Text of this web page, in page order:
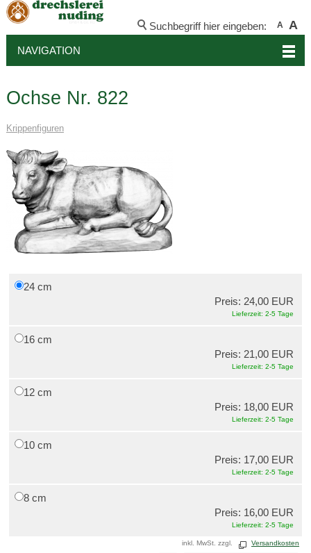
A A
Suchbegriff hier eingeben:
NAVIGATION
Ochse Nr. 822
Krippenfiguren
24 cm
Preis: 24,00 EUR
Lieferzeit: 2-5 Tage
16 cm
Preis: 21,00 EUR
Lieferzeit: 2-5 Tage
12 cm
Preis: 18,00 EUR
Lieferzeit: 2-5 Tage
10 cm
Preis: 17,00 EUR
Lieferzeit: 2-5 Tage
8 cm
Preis: 16,00 EUR
Lieferzeit: 2-5 Tage
inkl. MwSt. zzgl. Versandkosten